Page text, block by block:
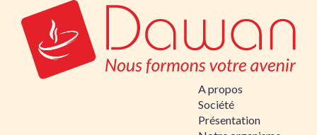
A propos
Société
Présentation